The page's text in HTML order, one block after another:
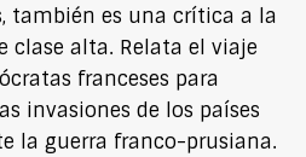
también es una crítica a la
clase alta. Relata el viaje
franceses para
invasiones de los países
la guerra franco-prusiana.